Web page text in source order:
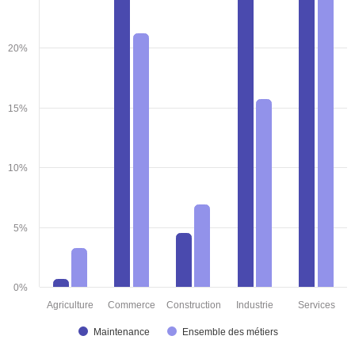
Maintenance Ensemble des métiers
Agriculture Commerce Construction Industrie Services
0%
5%
10%
15%
20%